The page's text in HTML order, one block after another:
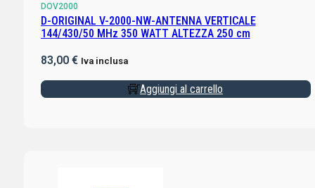
DOV2000
D-ORIGINAL V-2000-NW-ANTENNA VERTICALE
144/430/50 MHz 350 WATT ALTEZZA 250 cm
83,00 € Iva inclusa
Aggiungi al carrello